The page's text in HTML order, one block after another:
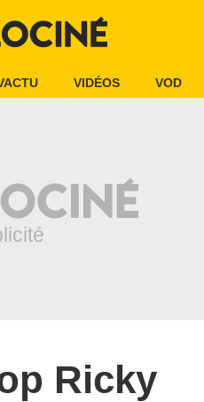
VIDÉOS VOD
Ricky